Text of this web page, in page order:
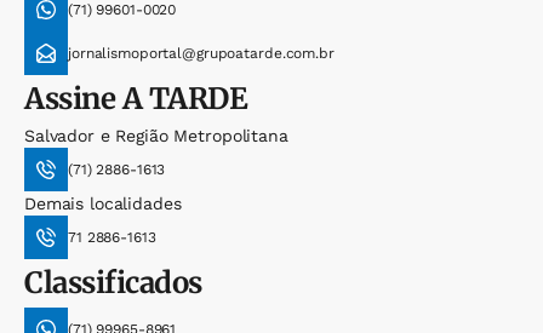
(71) 99601-0020
jornalismoportal@grupoatarde.com.br
AssineA TARDE
Salvador e Região Metropolitana
(71) 2886-1613
Demais localidades
71 2886-1613
Classificados